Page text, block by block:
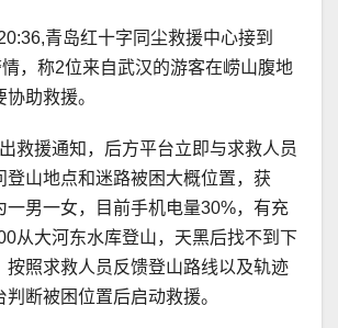
青岛红十字同尘救援中心接到
，称2位来自武汉的游客在崂山腹地
助救援。
救援通知，后方平台立即与求救人员
登山地点和迷路被困大概位置，获
一男一女，目前手机电量30%，有充
从大河东水库登山，天黑后找不到下
按照求救人员反馈登山路线以及轨迹
判断被困位置后启动救援。